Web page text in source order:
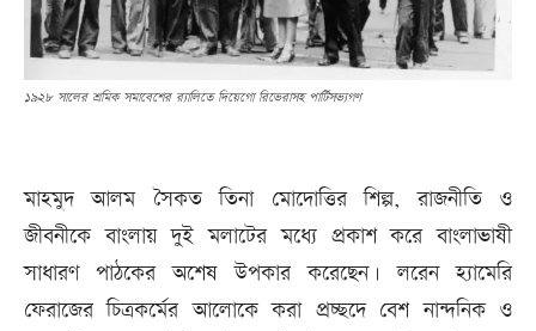
১৯২৮ সালের শ্রমিক সমাবেশের র‍্যালিতে দিয়েগো রিভেরাসহ পার্টিসভ্যগণ
মাহমুদ আলম সৈকত তিনা মোদোত্তির শিল্প, রাজনীতি ও
জীবনীকে বাংলায় দুই মলাটের মধ্যে প্রকাশ করে বাংলাভাষী
সাধারণ পাঠকের অশেষ উপকার করেছেন। লরেন হ্যামেরি
ফেরাজের চিত্রকর্মের আলোকে করা প্রচ্ছদে বেশ নান্দনিক ও